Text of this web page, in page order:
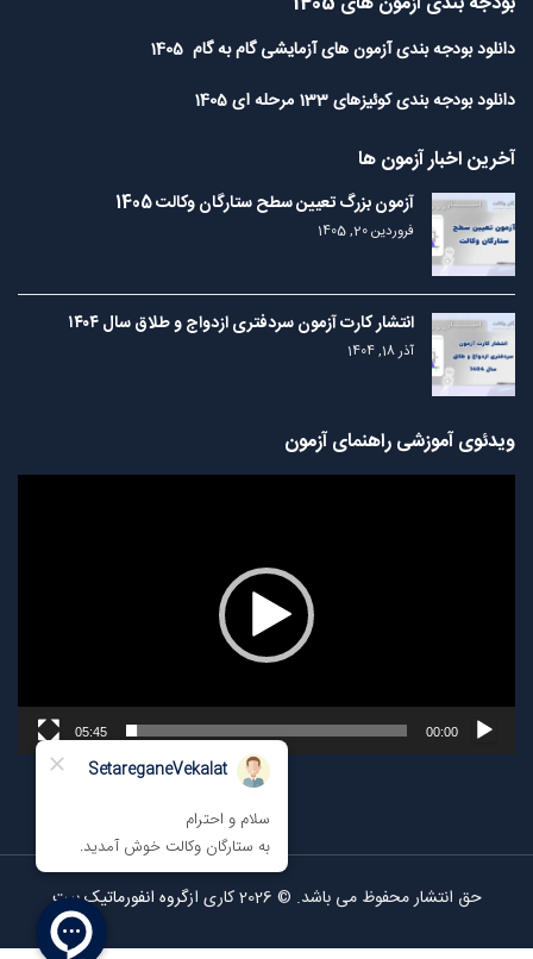
دانلود بودجه بندی آزمون های آزمایشی گام به گام 1405
دانلود بودجه بندی کوئیزهای 133 مرحله ای 1405
آخرین اخبار آزمون ها
آزمون بزرگ تعیین سطح ستارگان وکالت 1405
فروردین 20, 1405
انتشار کارت آزمون سردفتری ازدواج و طلاق سال ۱۴۰۴
آذر 18, 1404
ویدئوی آموزشی راهنمای آزمون
00:00
05:45
حق انتشار محفوظ می باشد. © 2026 کاری از گروه انفورماتیک بیت